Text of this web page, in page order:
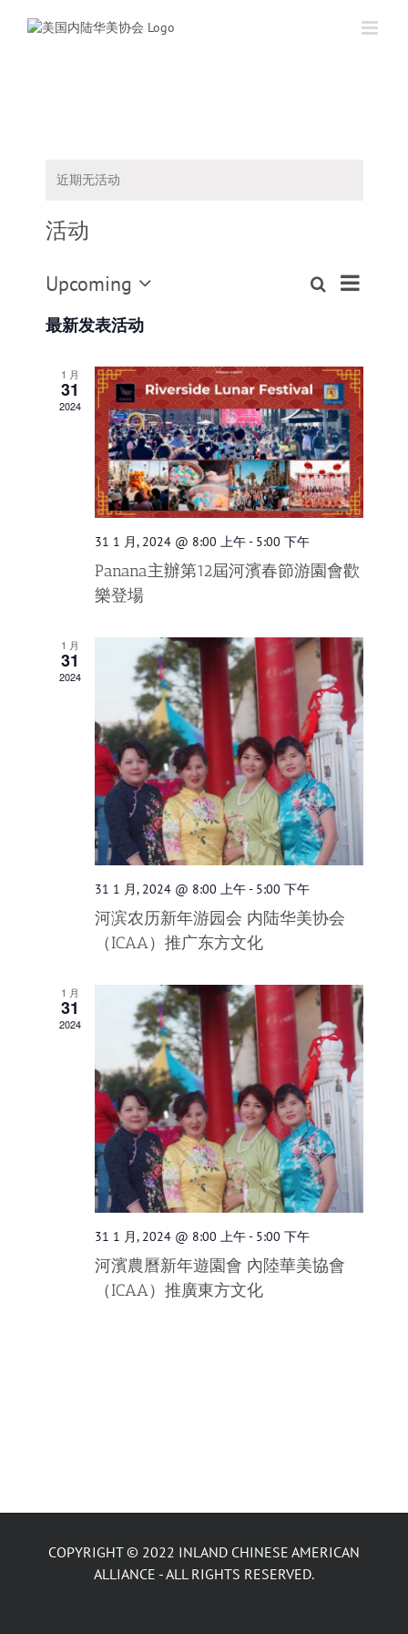
近期无活动
活动
活
索
和
视
图
导
航
搜
活
导
航
列
Upcoming
择
期
最新发表活动
1 月
31
2024
31 1 月, 2024 @ 8:00 上午- 5:00 下午
Panana主辦第12屆河濱春節游園會歡
樂登場
1 月
31
2024
31 1 月, 2024 @ 8:00 上午- 5:00 下午
河滨农历新年游园会 内陆华美协会
（ICAA）推广东方文化
1 月
31
2024
31 1 月, 2024 @ 8:00 上午- 5:00 下午
河濱農曆新年遊園會 內陸華美協會
（ICAA）推廣東方文化
COPYRIGHT © 2022 INLAND CHINESE AMERICAN
ALLIANCE - ALL RIGHTS RESERVED.